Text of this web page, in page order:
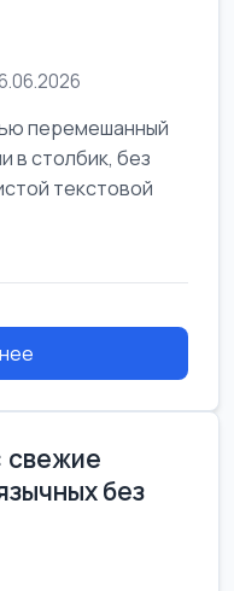
перемешанный
в столбик, без
текстовой
производстве:
свежие
без